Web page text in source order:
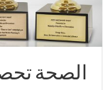
الصحة تحصد 5 جوائز